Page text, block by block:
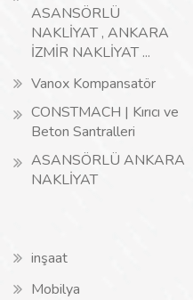
ASANSÖRLÜ
NAKLİYAT , ANKARA
İZMİR NAKLİYAT ...
Vanox Kompansatör
CONSTMACH | Kırıcı ve
Beton Santralleri
ASANSÖRLÜ ANKARA
NAKLİYAT
inşaat
Mobilya